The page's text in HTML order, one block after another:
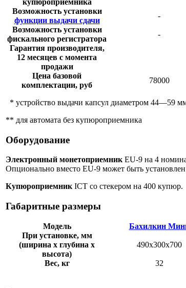
Возможность установки
функции выдачи сдачи
-
Возможность установки
фискального регистратора
-
Гарантия производителя,
12 месяцев с момента
продажи
Цена базовой
комплектации, руб
78000
* устройство выдачи капсул диаметром 44—59 мм
** для автомата без купюроприемника
Оборудование
Электронный монетоприемник EU-9 на 4
Опционально вместо EU-9 может быть
Купюроприемник ICT со стекером на 400 купюр.
Габаритные размеры
Модель Бахилкин
При установке, мм
(ширина х глубина х
высота)
490x300x700
Вес, кг 32